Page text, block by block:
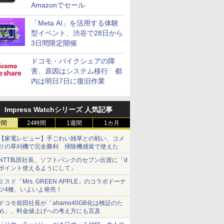
Amazonでセール
「Meta AI」を活用する体験
型イベント、渋谷で28日から
3日間限定開催
ドコモ・バイクシェアの障
害、原因はシステム移行 都
内は明日7日に復旧作業
Impress Watchシリーズ 人気記事
24時間 1週間 1カ月
家電レビュー】手ごわい雑草との戦い、コメ
の草刈機で完全勝利 掃除機感覚で使えた
島田社長、ソフトバンクのセブン出資に「d
イント使えるようにして」
スド「Mrs. GREEN APPLE」のコラボドーナ
4種、いよいよ発売！
コモ前田社長が「ahamo40GB化は検証のた
」、料金値上げへの考え方にも言及